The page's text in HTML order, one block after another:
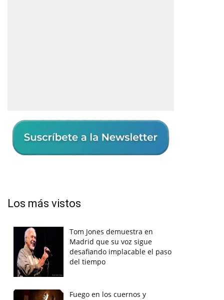
Los más vistos
Tom Jones demuestra en
Madrid que su voz sigue
desafiando implacable el paso
del tiempo
Fuego en los cuernos y